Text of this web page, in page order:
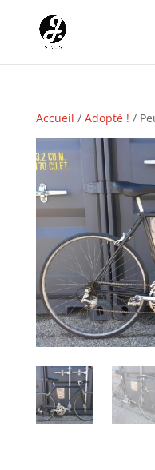
Accueil / Adopté ! /